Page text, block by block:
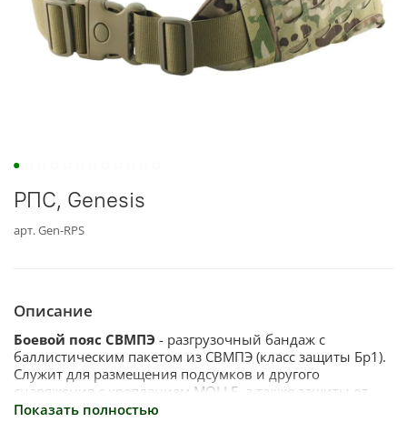
РПС, Genesis
арт.Gen-RPS
Описание
Боевой пояс СВМПЭ - разгрузочный бандаж с
баллистическим пакетом из СВМПЭ (класс защиты Бр1).
Служит для размещения подсумков и другого
снаряжения с креплением MOLLE, а также защиты от
травмирующего воздействия осколков и других
Показать полностью